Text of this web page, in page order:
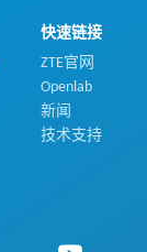
快速链接
ZTE官网
Openlab
新闻
技术支持